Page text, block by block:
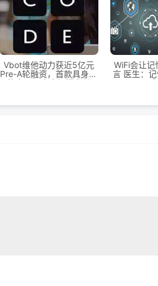
Vbot维他动力获近5亿元
Pre-A轮融资，首款具身智
能产品开启大规模交付
WiFi会让记
言 医生：